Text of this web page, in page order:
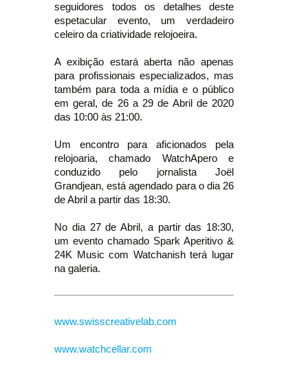
seguidores todos os detalhes deste
espetacular evento, um verdadeiro
celeiro da criatividade relojoeira.
A exibição estará aberta não apenas
para profissionais especializados, mas
também para toda a mídia e o público
em geral, de 26 a 29 de Abril de 2020
das 10:00 às 21:00.
Um encontro para aficionados pela
relojoaria, chamado WatchApero e
conduzido pelo jornalista Joël
Grandjean, está agendado para o dia 26
de Abril a partir das 18:30.
No dia 27 de Abril, a partir das 18:30,
um evento chamado Spark Aperitivo &
24K Music com Watchanish terá lugar
na galeria.
www.swisscreativelab.com
www.watchcellar.com